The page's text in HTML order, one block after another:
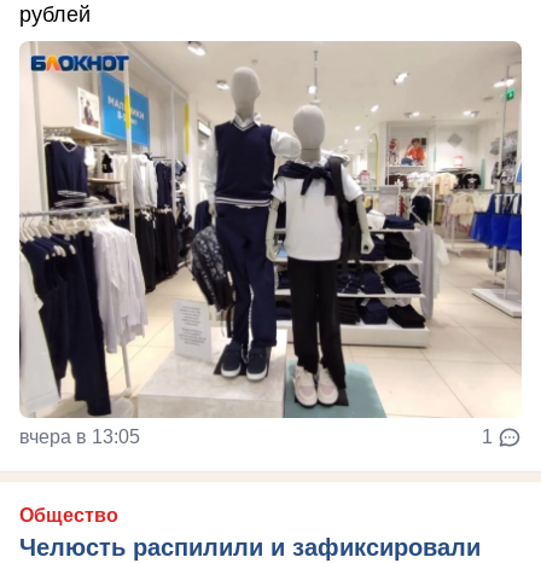
рублей
вчера в 13:05 1
Общество
Челюсть распилили и зафиксировали